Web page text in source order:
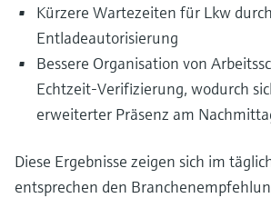
Kürzere Wartezeiten für Lkw
Entladeautorisierung
Bessere Organisation von
Echtzeit-Verifizierung, wodurch
erweiterter Präsenz am
Diese Ergebnisse zeigen sich im
entsprechen den